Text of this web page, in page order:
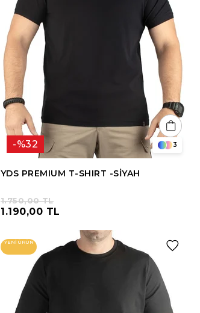
YDS PREMIUM T-SHIRT -SİYAH
%32
1.190,00 TL
1.750,00 TL
3
YENI ÜRÜN